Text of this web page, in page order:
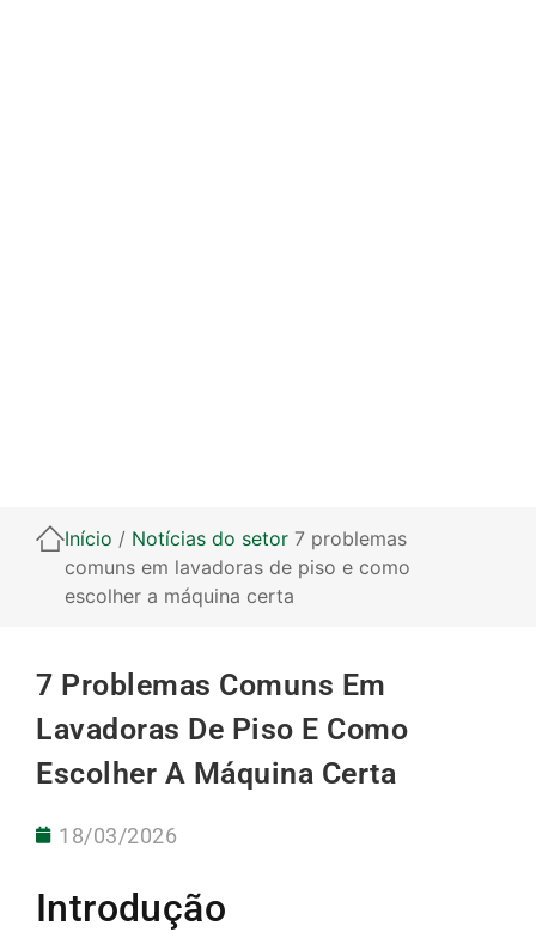
Início / Notícias do setor 7 problemas
comuns em lavadoras de piso e como
escolher a máquina certa
7 Problemas Comuns Em
Lavadoras De Piso E Como
Escolher A Máquina Certa
18/03/2026
Introdução